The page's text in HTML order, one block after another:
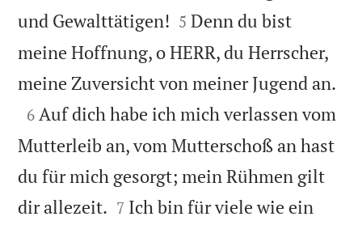
und Gewalttätigen! 

5 Denn du bist
meine Hoffnung, o HERR, du Herrscher,
meine Zuversicht von meiner Jugend an.

6 Auf dich habe ich mich verlassen vom
Mutterleib an, vom Mutterschoß an hast
du für mich gesorgt; mein Rühmen gilt
dir allezeit. 

7 Ich bin für viele wie ein